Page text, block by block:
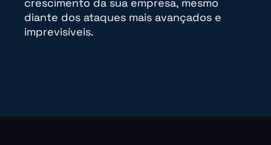
diante dos ataques mais avançados e
imprevisíveis.